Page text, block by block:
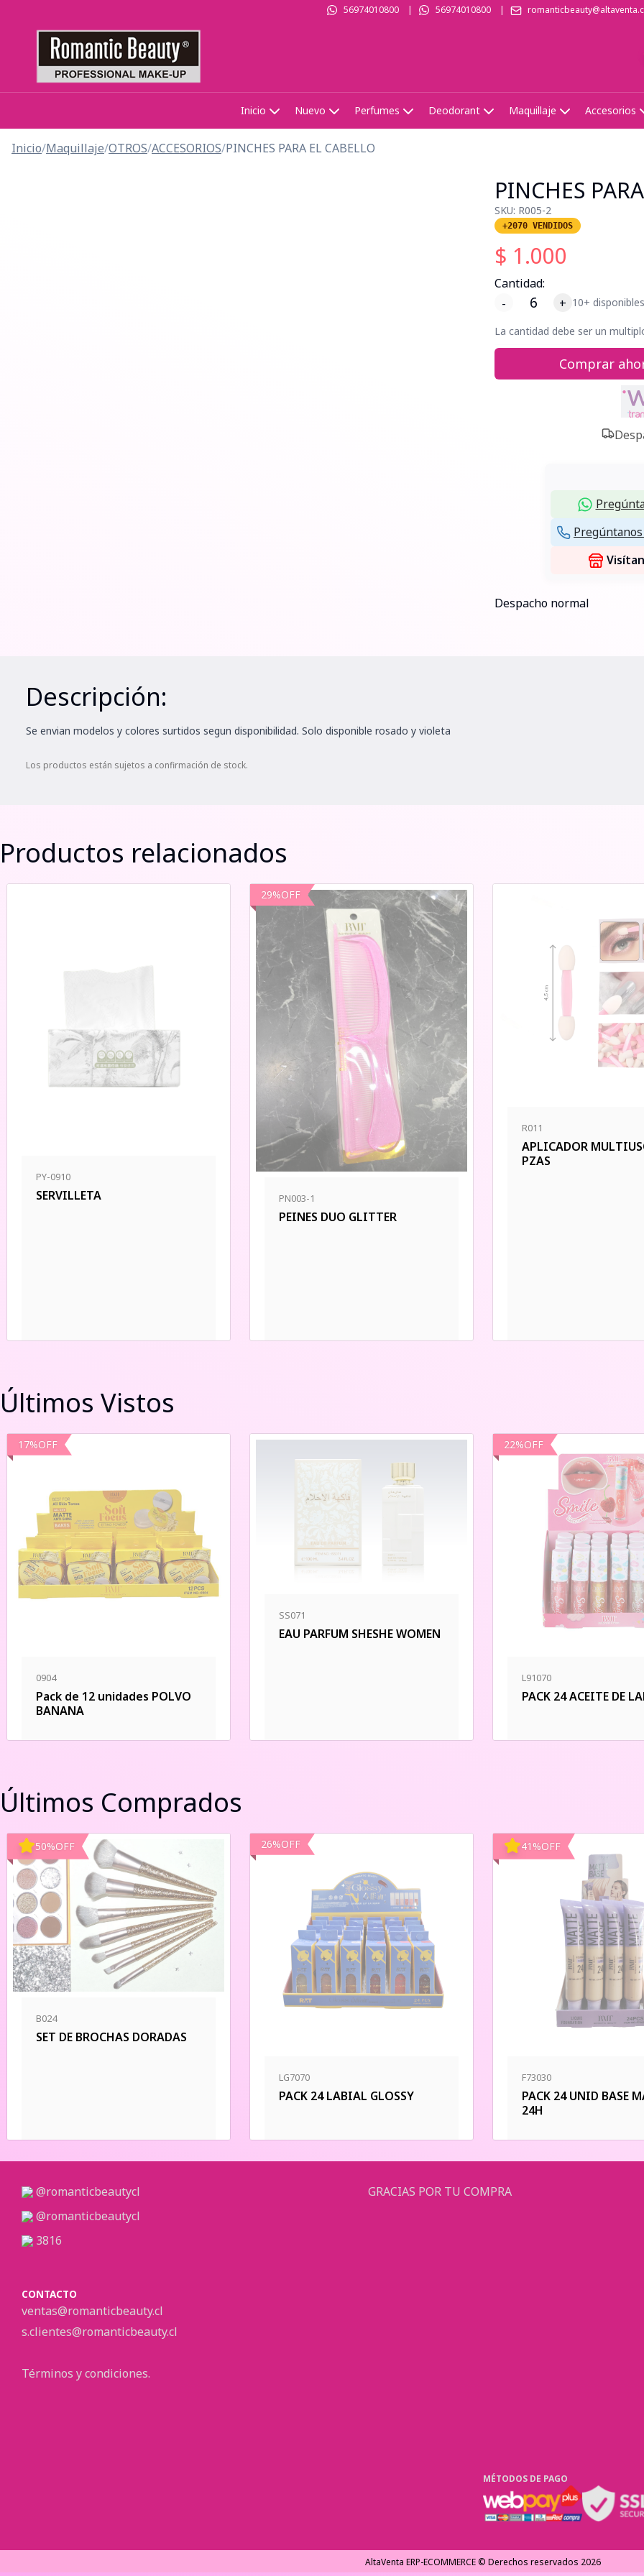
56974010800| 56974010800|
Inicio Nuevo Perfumes Deodorant Maquillaje Accesorios
Inicio/Maquillaje/OTROS/ACCESORIOS/PINCHES PARA EL CABELLO
PINCHES
SKU: R005-2
+2070 VENDIDOS
$ 1.000
Cantidad:
-
+ 10+ disponibles
La cantidad debe ser un
Comprar
Despacho normal
Descripción:
Se envian modelos y colores surtidos segun disponibilidad. Solo disponible rosado y violeta
Los productos están sujetos a confirmación de stock.
Productos relacionados
PY-0910
SERVILLETA
29%OFF
PN003-1
PEINES DUO GLITTER
R011
APLICADOR
PZAS
Últimos Vistos
17%OFF
0904
Pack de 12 unidades POLVO
BANANA
SS071
EAU PARFUM SHESHE WOMEN
22%OFF
L91070
PACK 24 ACEITE DE
Últimos Comprados
50%OFF
B024
SET DE BROCHAS DORADAS
26%OFF
LG7070
PACK 24 LABIAL GLOSSY
41 %OFF
F73030
PACK 24 UNID BASE
24H
@romanticbeautycl
@romanticbeautycl
3816
CONTACTO
ventas@romanticbeauty.cl
s.clientes@romanticbeauty.cl
Términos y condiciones.
GRACIAS POR TU COMPRA
MÉTODOS DE PAGO
AltaVenta ERP-ECOMMERCE © Derechos reservados 2026